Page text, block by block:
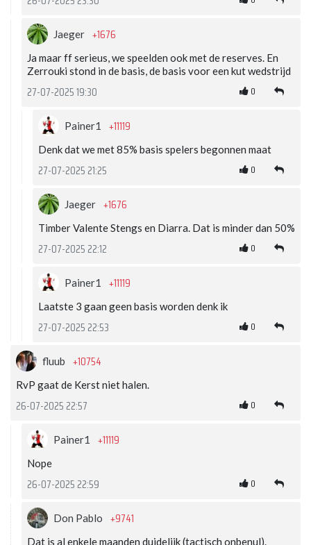
Jaeger +1676
Ja maar ff serieus, we speelden ook met de reserves. En
Zerrouki stond in de basis, de basis voor een kut wedstrijd
27-07-2025 19:30 0
Painer1 +11119
Denk dat we met 85% basis spelers begonnen maat
27-07-2025 21:25 0
Jaeger +1676
Timber Valente Stengs en Diarra. Dat is minder dan 50%
27-07-2025 22:12 0
Painer1 +11119
Laatste 3 gaan geen basis worden denk ik
27-07-2025 22:53 0
fluub +10754
RvP gaat de Kerst niet halen.
26-07-2025 22:57 0
Painer1 +11119
Nope
26-07-2025 22:59 0
Don Pablo +9741
Dat is al enkele maanden duidelijk (tactisch onbenul).